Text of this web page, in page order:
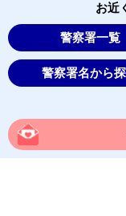
お近
警察署一覧
警察署名から